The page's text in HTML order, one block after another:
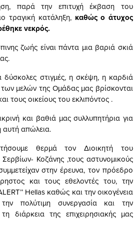
παρά την επιτυχή έκβαση του
τραγική κατάληξη, καθώς ο άτυχος
νεκρός.
ζωής είναι πάντα μια βαριά σκιά
δύσκολες στιγμές, η σκέψη, η καρδιά
μελών της Ομάδας μας βρίσκονται
τους οικείους του εκλιπόντος .
και βαθιά μας συλλυπητήρια για
αυτή απώλεια.
θερμά τον Διοικητή του
Κοζάνης ,τους αστυνομικούς
στην έρευνα, τον πρόεδρο
και τους εθελοντές του, την
Hellas καθώς και την οικογένεια
πολύτιμη συνεργασία και την
διάρκεια της επιχειρησιακής μας